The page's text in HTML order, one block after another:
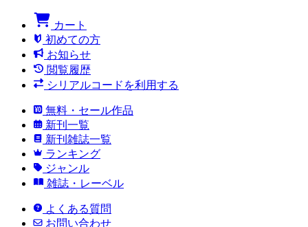
カート
初めての方
お知らせ
閲覧履歴
シリアルコードを利用する
無料・セール作品
新刊一覧
新刊雑誌一覧
ランキング
ジャンル
雑誌・レーベル
よくある質問
お問い合わせ